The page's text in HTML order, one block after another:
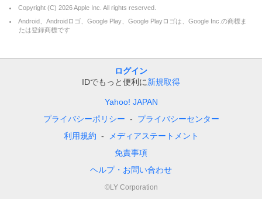
Copyright (C) 2026Apple Inc. All rights reserved.
Android、Androidロゴ、Google Play、Google Playロゴは、Google Inc.の商標ま
たは登録商標です
ログイン
IDでもっと便利に新規取得
Yahoo! JAPAN
プライバシーポリシー
プライバシーセンター
利用規約
メディアステートメント
免責事項
ヘルプ・お問い合わせ
©LY Corporation